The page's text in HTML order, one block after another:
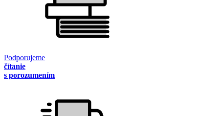
Podporujeme
čítanie
s porozumením